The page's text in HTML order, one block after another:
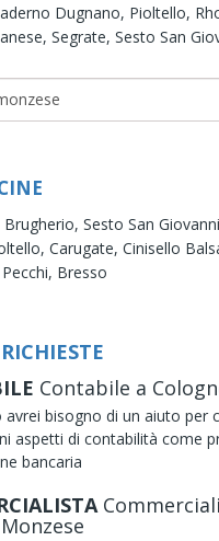
Dugnano, Pioltello,
Segrate, Sesto San
Brugherio, Sesto San
Carugate, Cinisello
Bresso
Contabile a
avrei bisogno di un aiuto per
aspetti di contabilità come
bancaria